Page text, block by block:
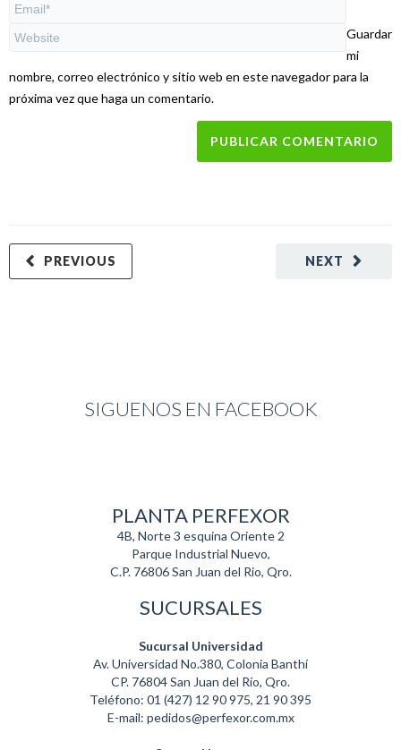
Guardar
mi
nombre, correo electrónico y sitio web en este navegador para la
próxima vez que haga un comentario.
NEXT
PREVIOUS
SIGUENOS EN FACEBOOK
PLANTA PERFEXOR
4B, Norte 3 esquina Oriente 2
Parque Industrial Nuevo,
C.P. 76806 San Juan del Rio, Qro.
SUCURSALES
Sucursal Universidad
Av. Universidad No.380, Colonia Banthí
CP. 76804 San Juan del Río, Qro.
Teléfono: 01 (427) 12 90 975, 21 90 395
E-mail: pedidos@perfexor.com.mx